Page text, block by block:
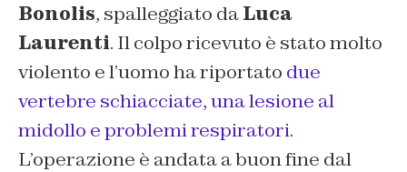
Bonolis, spalleggiato daLuca
Laurenti. Il colpo ricevuto è stato molto
violento e l’uomo ha riportato due
vertebre schiacciate, una lesione al
midollo e problemi respiratori.
L’operazione è andata a buon fine dal